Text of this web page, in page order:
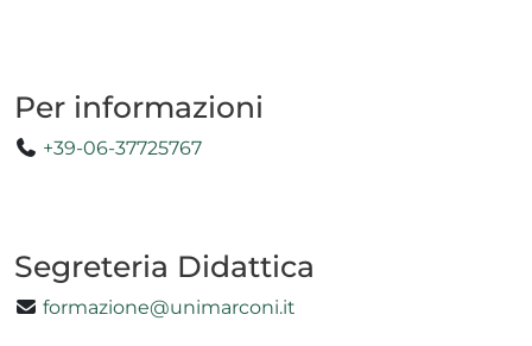
Per informazioni
+39-06-37725767
Segreteria Didattica
formazione@unimarconi.it